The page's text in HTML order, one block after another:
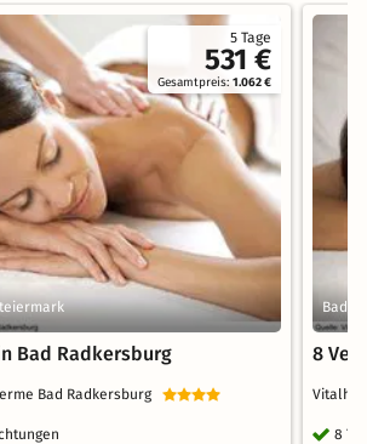
5 Tage
531 €
Gesamtpreis:1.062 €
Bad Radkersburg
Bad Radkersburg
Bad
8
8